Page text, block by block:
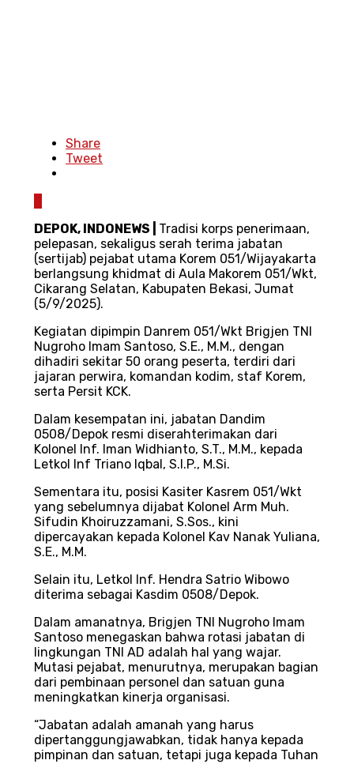
Share
Tweet
DEPOK, INDONEWS
Tradisi korps penerimaan,
pelepasan, sekaligus serah terima jabatan
(sertijab) pejabat utama Korem 051/Wijayakarta
berlangsung khidmat di Aula Makorem 051/Wkt,
Cikarang Selatan, Kabupaten Bekasi, Jumat
(5/9/2025).
Kegiatan dipimpin Danrem 051/Wkt Brigjen TNI
Nugroho Imam Santoso, S.E., M.M., dengan
dihadiri sekitar 50 orang peserta, terdiri dari
jajaran perwira, komandan kodim, staf Korem,
serta Persit KCK.
Dalam kesempatan ini, jabatan Dandim
0508/Depok resmi diserahterimakan dari
Kolonel Inf. Iman Widhianto, S.T., M.M., kepada
Letkol Inf Triano Iqbal, S.I.P., M.Si.
Sementara itu, posisi Kasiter Kasrem 051/Wkt
yang sebelumnya dijabat Kolonel Arm Muh.
Sifudin Khoiruzzamani, S.Sos., kini
dipercayakan kepada Kolonel Kav Nanak Yuliana,
S.E., M.M.
Selain itu, Letkol Inf. Hendra Satrio Wibowo
diterima sebagai Kasdim 0508/Depok.
Dalam amanatnya, Brigjen TNI Nugroho Imam
Santoso menegaskan bahwa rotasi jabatan di
lingkungan TNI AD adalah hal yang wajar.
Mutasi pejabat, menurutnya, merupakan bagian
dari pembinaan personel dan satuan guna
meningkatkan kinerja organisasi.
“Jabatan adalah amanah yang harus
dipertanggungjawabkan, tidak hanya kepada
pimpinan dan satuan, tetapi juga kepada Tuhan